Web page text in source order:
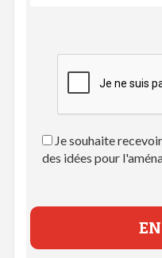
Je souhaite
des idées pour